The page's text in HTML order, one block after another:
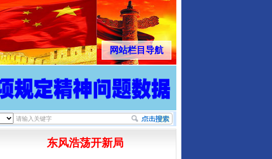
网站栏目导航
东风浩荡开新局